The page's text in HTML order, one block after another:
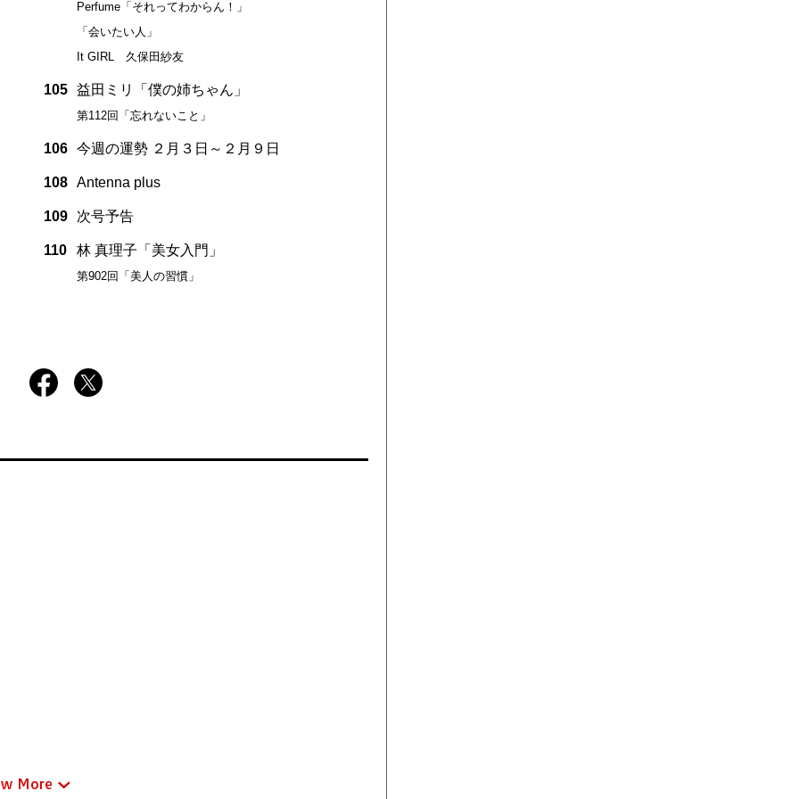
Perfume「それってわからん！」
「会いたい人」
It GIRL 久保田紗友
105 益田ミリ「僕の姉ちゃん」
第112回「忘れないこと」
106 今週の運勢 ２月３日～２月９日
108 Antenna plus
109 次号予告
110 林 真理子「美女入門」
第902回「美人の習慣」
More